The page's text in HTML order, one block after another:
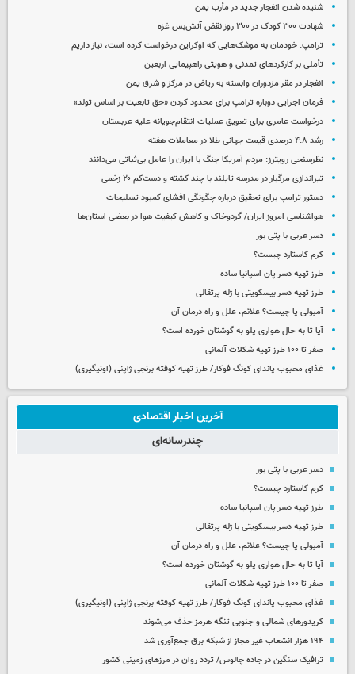
شنیده شدن انفجار جدید در مأرب یمن
شهادت ۳۰۰ کودک در ۳۰۰ روز نقض آتش‌بس غزه
ترامپ: خودمان به موشک‌هایی که اوکراین درخواست کرده است، نیاز داریم
تأملی بر کارکردهای تمدنی و هویتی راهپیمایی اربعین
انفجار در مقر مزدوران وابسته به ریاض در مرکز و شرق یمن
فرمان اجرایی دوباره ترامپ برای محدود کردن «حق تابعیت بر اساس تولد»
درخواست عامری برای تعویق عملیات انتقام‌جویانه علیه عربستان
رشد ۴.۸ درصدی قیمت جهانی طلا در معاملات هفته
نظرسنجی رویترز: مردم آمریکا جنگ با ایران را عامل بی‌ثباتی می‌دانند
تیراندازی مرگبار در مدرسه‌ تایلند با چند کشته و دست‌کم ۲۰ زخمی
دستور ترامپ برای تحقیق درباره چگونگی افشای کمبود تسلیحات
هواشناسی امروز ایران/ گردوخاک و کاهش کیفیت هوا در بعضی استان‌ها
دسر عربی با پتی بور
کرم کاستارد چیست؟
طرز تهیه دسر پان اسپانیا ساده
طرز تهیه دسر بیسکویتی با ژله پرتقالی
آمبولی پا چیست؟ علائم، علل و راه درمان آن
آیا تا به حال هواری پلو به گوشتان خورده است؟
صفر تا ۱۰۰ طرز تهیه شکلات آلمانی
غذای محبوب پاندای کونگ فوکار/ طرز تهیه کوفته برنجی ژاپنی (اونیگیری)
آخرین اخبار اقتصادی
چندرسانه‌ای
دسر عربی با پتی بور
کرم کاستارد چیست؟
طرز تهیه دسر پان اسپانیا ساده
طرز تهیه دسر بیسکویتی با ژله پرتقالی
آمبولی پا چیست؟ علائم، علل و راه درمان آن
آیا تا به حال هواری پلو به گوشتان خورده است؟
صفر تا ۱۰۰ طرز تهیه شکلات آلمانی
غذای محبوب پاندای کونگ فوکار/ طرز تهیه کوفته برنجی ژاپنی (اونیگیری)
کریدورهای شمالی و جنوبی تنگه هرمز حذف می‌شوند
۱۹۴ هزار انشعاب غیر مجاز از شبکه برق جمع‌آوری شد
ترافیک سنگین در جاده چالوس/ تردد روان در مرزهای زمینی کشور